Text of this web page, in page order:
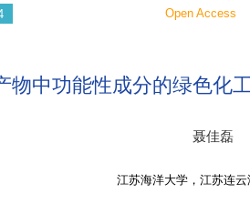
Open Access
物中功能性成分的绿色化
聂佳磊
江苏海洋大学，江苏连云